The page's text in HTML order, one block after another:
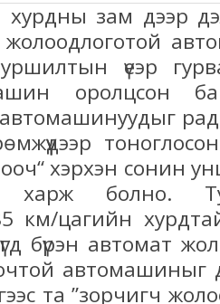
зам дээр
жолоодлоготой
үеэр
оролцсон
хэрхэн сонин
харж болно.
км/цагийн
бүрэн автомат
автомашиныг
та ”зорчигч